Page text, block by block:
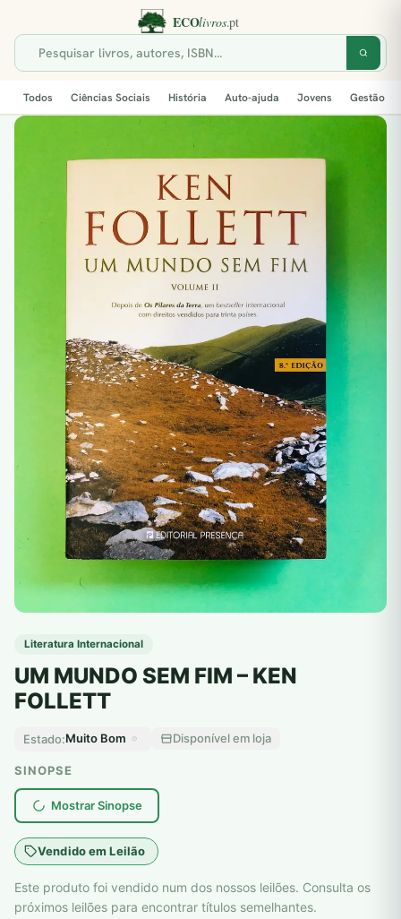
Todos Ciências Sociais História Auto-ajuda Jovens Gestão
Literatura Internacional
UM MUNDO SEM FIM – KEN
FOLLETT
Estado:Muito Bom Disponível em loja
SINOPSE
Mostrar Sinopse
Vendido em Leilão
Este produto foi vendido num dos nossos leilões. Consulta os
próximos leilões para encontrar títulos semelhantes.